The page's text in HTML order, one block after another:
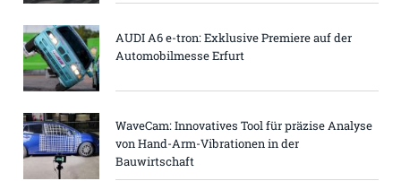
AUDI A6 e-tron: Exklusive Premiere auf der
Automobilmesse Erfurt
WaveCam: Innovatives Tool für präzise Analyse
von Hand-Arm-Vibrationen in der
Bauwirtschaft